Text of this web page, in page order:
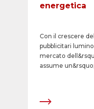
energetica
Con il crescere
pubblicitari
mercato
assume
quadro del suo